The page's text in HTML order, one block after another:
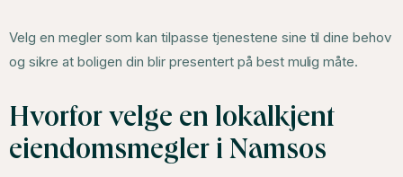
Velg en megler som kan tilpasse tjenestene sine til dine behov
og sikre at boligen din blir presentert på best mulig måte.
Hvorfor velge en lokalkjent
eiendomsmegler i Namsos